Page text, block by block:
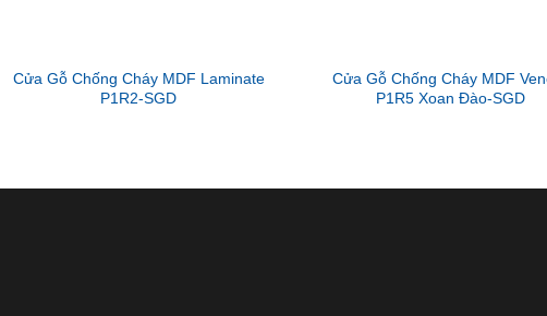
Cửa Gỗ Chống Cháy MDF Laminate
P1R2-SGD
Cửa Gỗ Chống Cháy MDF
P1R5 Xoan Đào-SGD